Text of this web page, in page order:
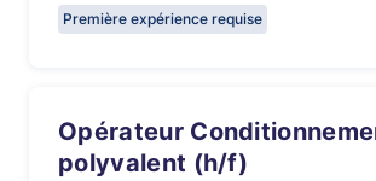
Première expérience requise
Opérateur Conditionnement
polyvalent (h/f)